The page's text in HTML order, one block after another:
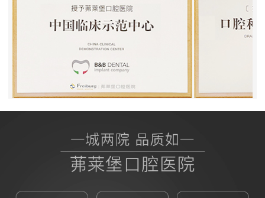
BB授权茀莱堡口腔医院 ITI授